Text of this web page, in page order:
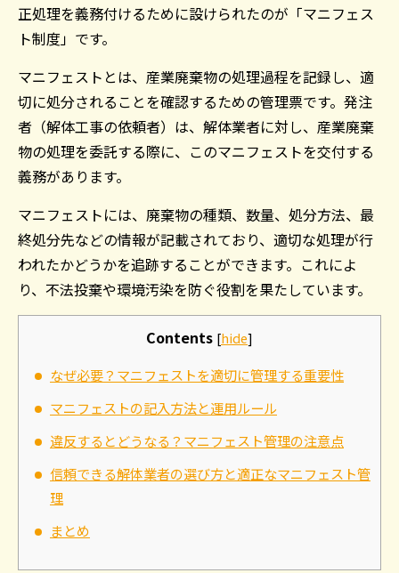
正処理を義務付けるために設けられたのが「マニフェス
ト制度」です。
マニフェストとは、産業廃棄物の処理過程を記録し、適
切に処分されることを確認するための管理票です。発注
者（解体工事の依頼者）は、解体業者に対し、産業廃棄
物の処理を委託する際に、このマニフェストを交付する
義務があります。
マニフェストには、廃棄物の種類、数量、処分方法、最
終処分先などの情報が記載されており、適切な処理が行
われたかどうかを追跡することができます。これによ
り、不法投棄や環境汚染を防ぐ役割を果たしています。
Contents [hide]
なぜ必要？マニフェストを適切に管理する重要性
マニフェストの記入方法と運用ルール
違反するとどうなる？マニフェスト管理の注意点
信頼できる解体業者の選び方と適正なマニフェスト管
理
まとめ